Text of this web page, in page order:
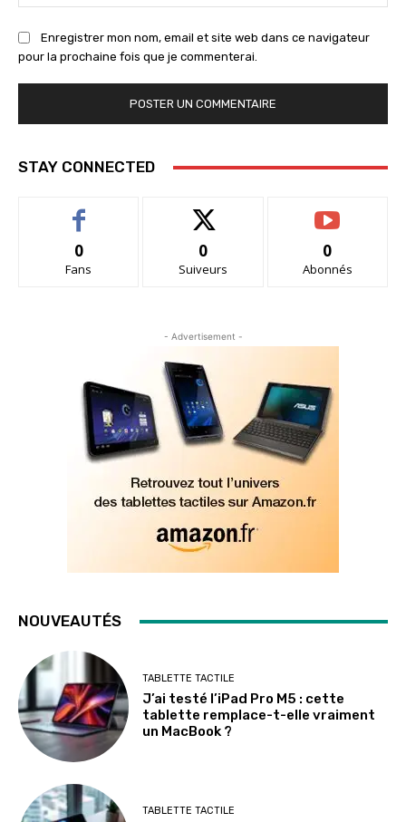
:
Enregistrer mon nom, email et site web dans ce navigateur
pour la prochaine fois que je commenterai.
STAY CONNECTED
0
Fans
0
Suiveurs
0
Abonnés
- Advertisement -
NOUVEAUTÉS
TABLETTE TACTILE
J’ai testé l’iPad Pro M5 : cette
tablette remplace-t-elle vraiment
un MacBook ?
TABLETTE TACTILE